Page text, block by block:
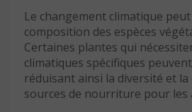
Le changement climatique
composition des espèces
Certaines plantes qui
climatiques spécifiques
réduisant ainsi la diversité et
sources de nourriture pour les